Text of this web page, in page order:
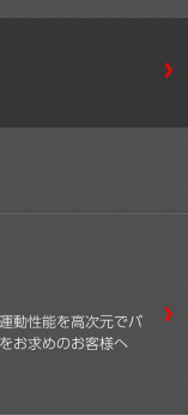
動性能を高次元でバ
お求めのお客様へ